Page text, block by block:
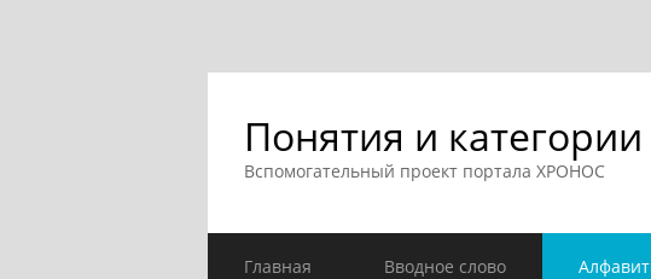
Понятия и категории
Вспомогательный проект портала ХРОНОС
Главная Вводное слово